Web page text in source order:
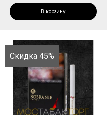
В корзину
Скидка 45%